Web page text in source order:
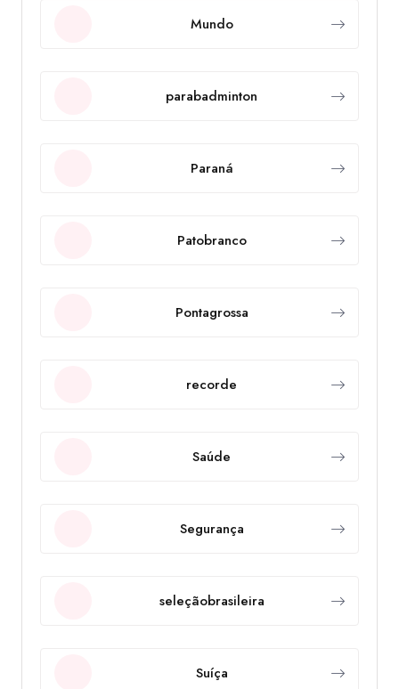
Mundo
parabadminton
Paraná
Patobranco
Pontagrossa
recorde
Saúde
Segurança
seleçãobrasileira
Suíça